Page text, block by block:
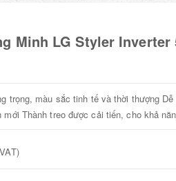
Minh LG Styler Inverter
trọng, màu sắc tinh tế và thời thượng
Thành treo được cải tiến, cho khả